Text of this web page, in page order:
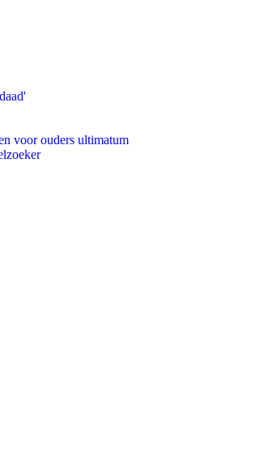
voor ouders ultimatum